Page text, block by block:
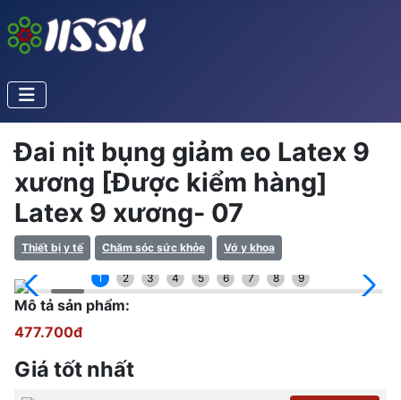
Đai nịt bụng giảm eo Latex 9
xương [Được kiểm hàng]
Latex 9 xương- 07
Thiết bị y tế Chăm sóc sức khỏe Vớ y khoa
1 2 3 4 5 6 7 8 9
Mô tả sản phẩm:
477.700đ
Giá tốt nhất